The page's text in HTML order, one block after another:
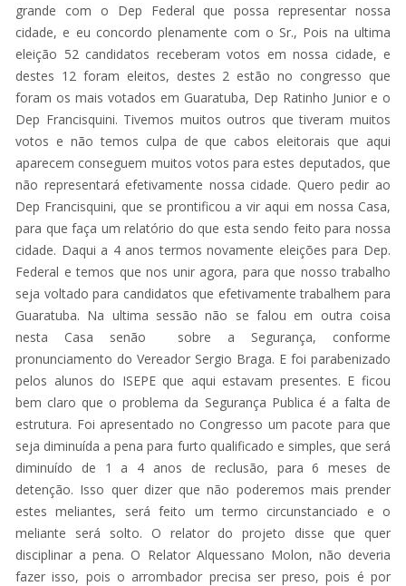
grande com o Dep Federal que possa representar nossa
cidade, e eu concordo plenamente com o Sr., Pois na ultima
eleição 52 candidatos receberam votos em nossa cidade, e
destes 12 foram eleitos, destes 2 estão no congresso que
foram os mais votados em Guaratuba, Dep Ratinho Junior e o
Dep Francisquini. Tivemos muitos outros que tiveram muitos
votos e não temos culpa de que cabos eleitorais que aqui
aparecem conseguem muitos votos para estes deputados, que
não representará efetivamente nossa cidade. Quero pedir ao
Dep Francisquini, que se prontificou a vir aqui em nossa Casa,
para que faça um relatório do que esta sendo feito para nossa
cidade. Daqui a 4 anos termos novamente eleições para Dep.
Federal e temos que nos unir agora, para que nosso trabalho
seja voltado para candidatos que efetivamente trabalhem para
Guaratuba. Na ultima sessão não se falou em outra coisa
nesta Casa senão sobre a Segurança, conforme
pronunciamento do Vereador Sergio Braga. E foi parabenizado
pelos alunos do ISEPE que aqui estavam presentes. E ficou
bem claro que o problema da Segurança Publica é a falta de
estrutura. Foi apresentado no Congresso um pacote para que
seja diminuída a pena para furto qualificado e simples, que será
diminuído de 1 a 4 anos de reclusão, para 6 meses de
detenção. Isso quer dizer que não poderemos mais prender
estes meliantes, será feito um termo circunstanciado e o
meliante será solto. O relator do projeto disse que quer
disciplinar a pena. O Relator Alquessano Molon, não deveria
fazer isso, pois o arrombador precisa ser preso, pois é por